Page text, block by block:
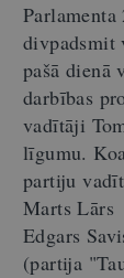
divpadsmit
pašā dienā
darbības
vadītāji
līgumu.
partiju
Marts Lārs
Edgars
(partija